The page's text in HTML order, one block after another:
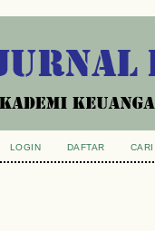
LOGIN DAFTAR CARI